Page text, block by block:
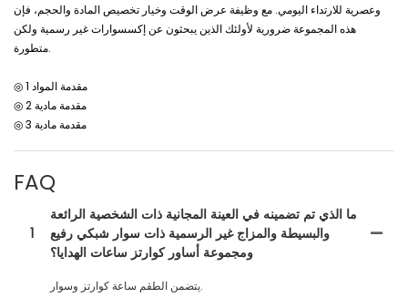
وعصرية للارتداء اليومي. مع وظيفة عرض الوقت وخيار تخصيص المادة والحجم، فإن
هذه المجموعة ضرورية لأولئك الذين يبحثون عن إكسسوارات غير رسمية ولكن
متطورة.
◎ مقدمة مادية 2
◎ مقدمة مادية 3
FAQ
1
ما الذي تم تضمينه في العينة المجانية ذات الشخصية الرائعة
والبسيطة والمزاج غير الرسمية ذات سوار شبكي رفيع
ومجموعة أساور كوارتز ساعات الهدايا؟
يتضمن الطقم ساعة كوارتز وسوار.